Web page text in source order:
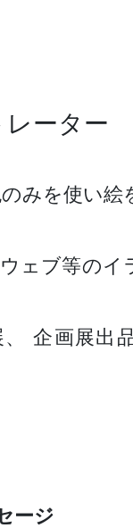
ーター
みを使い絵
ェブ等のイ
企画展出
ージ